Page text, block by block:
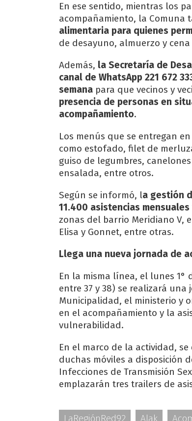
En ese sentido, mientras los
acompañamiento, la Comuna
alimentaria para quienes
de desayuno, almuerzo y
Además, la Secretaría de
canal de WhatsApp 221 672
semana para que vecinos y
presencia de personas en
acompañamiento.
Los menús que se entregan
como estofado, filet de
guiso de legumbres,
ensalada, entre otros.
Según se informó, la gestión
11.400 asistencias mensuales
zonas del barrio Meridiano V,
Elisa y Gonnet, entre otras.
Llega una nueva jornada de
En la misma línea, el lunes 1°
entre 37 y 38) se realizará
Municipalidad, el ministerio y
en el acompañamiento y la
vulnerabilidad.
En el marco de la actividad,
duchas móviles a disposición
Infecciones de Transmisión
emplazarán tres trailers de
LaRegiónRed92 Alak